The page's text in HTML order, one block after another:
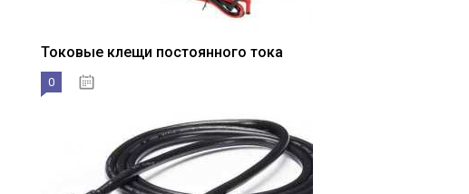
Токовые клещи постоянного тока
0